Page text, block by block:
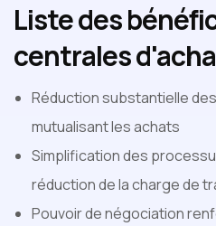
Liste des
centrales
Réduction substantielle
mutualisant les achats
Simplification des
réduction de la charge de
Pouvoir de négociation